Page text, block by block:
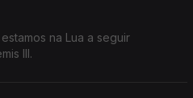
na Lua a seguir
III.